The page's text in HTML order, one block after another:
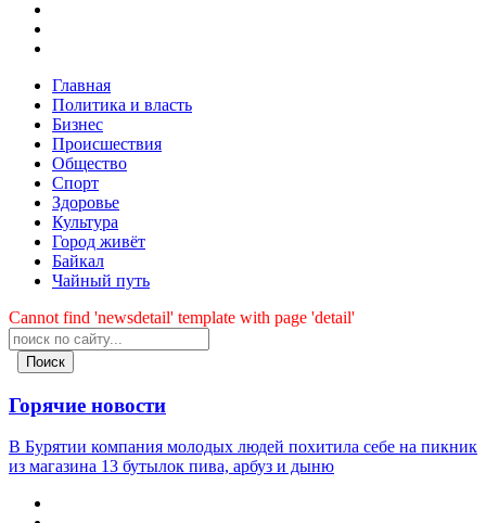
Главная
Политика и власть
Бизнес
Происшествия
Общество
Cпорт
Здоровье
Культура
Город живёт
Байкал
Чайный путь
Cannot find 'newsdetail' template with page 'detail'
Поиск
Горячие новости
В Бурятии компания молодых людей похитила себе на пикник
из магазина 13 бутылок пива, арбуз и дыню